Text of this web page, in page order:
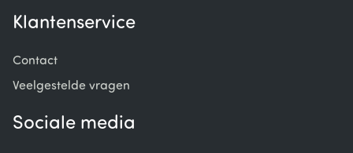
Klantenservice
Contact
Veelgestelde vragen
Sociale media